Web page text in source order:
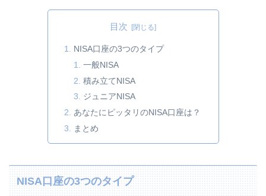
目次
NISA口座の3つのタイプ
一般NISA
積み立てNISA
ジュニアNISA
あなたにピッタリのNISA口座は？
まとめ
NISA口座の3つのタイプ